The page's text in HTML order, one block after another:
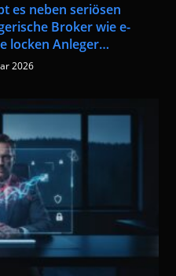
es neben seriösen
Broker wie e-
locken Anleger…
2026